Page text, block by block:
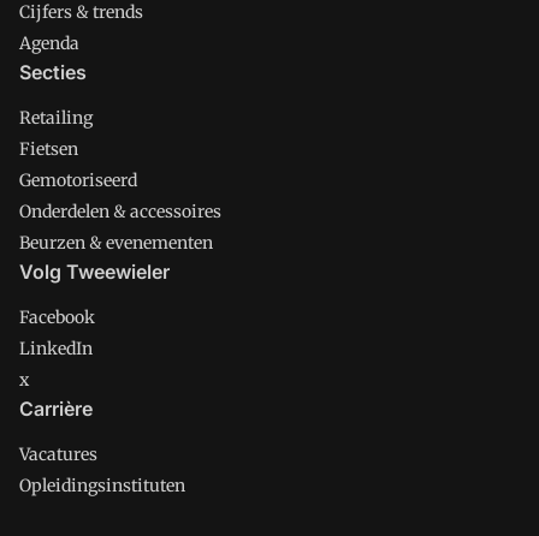
Cijfers & trends
Agenda
Secties
Retailing
Fietsen
Gemotoriseerd
Onderdelen & accessoires
Beurzen & evenementen
Volg Tweewieler
Facebook
LinkedIn
x
Carrière
Vacatures
Opleidingsinstituten